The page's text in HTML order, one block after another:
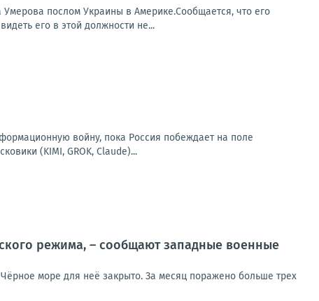
послом Украины в Америке.Сообщается, что его
его в этой должности не...
войну, пока Россия побеждает на поле
(KIMI, GROK, Claude)...
режима, – сообщают западные военные
море для неё закрыто. За месяц поражено больше трех